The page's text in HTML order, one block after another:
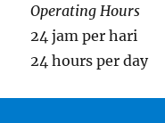
Operating Hours
24 jam per hari
24 hours per day